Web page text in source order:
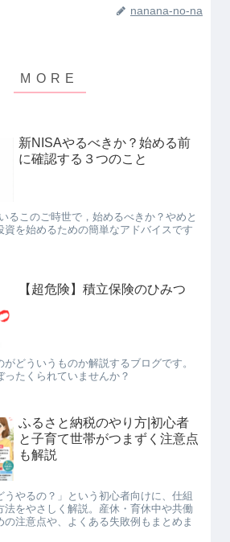
nanana-no-na
新NISAやるべきか？始める前
に確認する３つのこと
るこのご時世で，始めるべきか？やめと
資を始めるための簡単なアドバイスです
【超危険】積立保険のひみつ
どういうものか解説するブログです。
たくられていませんか？
ふるさと納税のやり方|初心者
と子育て世帯がつまずく注意点
も解説
うやるの？」という初心者向けに、仕組
法をやさしく解説。産休・育休中や共働
の注意点や、よくある失敗例もまとめま